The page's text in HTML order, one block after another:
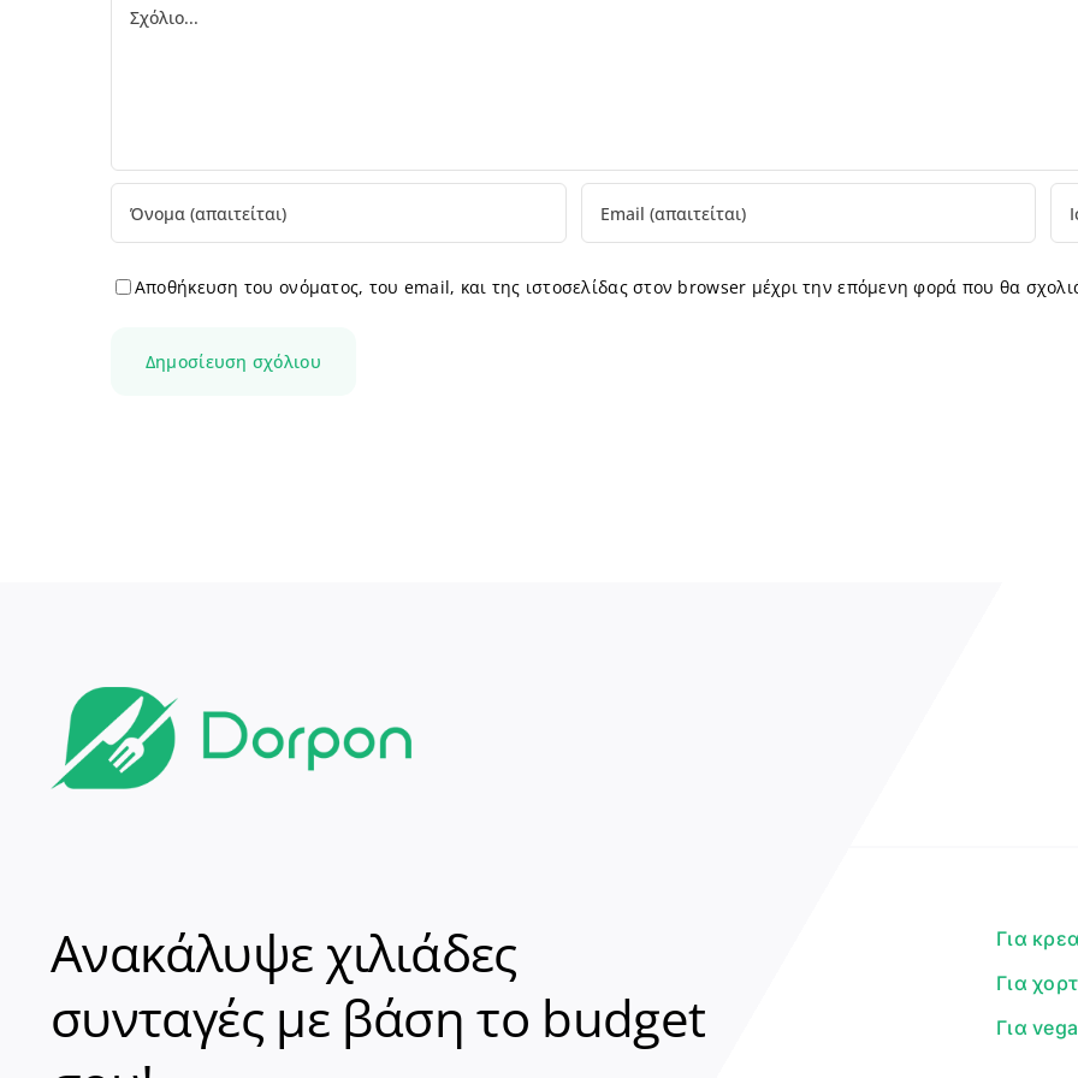
Comment
Αποθήκευση του ονόματος, του email, και της ιστοσελίδας στον browser μέχρι την επόμενη φορά που θα
Ανακάλυψε χιλιάδες
συνταγές με βάση το budget
Για
Για
Για